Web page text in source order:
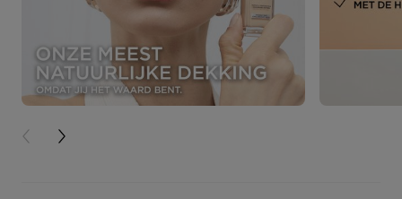
PREVIOUS CARD
NEXT CARD